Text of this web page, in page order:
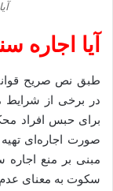
​آیا اجاره
طبق نص صریح
در برخی از شرایط
برای حبس افراد
صورت اجاره‌ای
مبنی بر منع اجاره
سکوت به معنای عدم